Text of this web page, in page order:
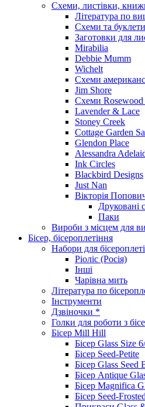
Схеми, листівки,
Література по
Схеми та буклети
Заготовки для
Mirabilia
Debbie Mumm
Wichelt
Схеми
Jim Shore
Cхеми
Lavender & Lace
Stoney Creek
Cottage Garden
Glendon Place
Alessandra
Ink Circles
Blackbird Designs
Just Nan
Вікторія
Друковані
Паки
Вироби з місцем для
Бісер, бісероплетіння
Набори для
Ріоліс (Росія)
Інші
Чарівна мить
Література по
Інструменти
Дзвіночки *
Голки для роботи з
Бісер Mill Hill
Бісер Glass Size
Бісер Seed-Petite
Бісер Glass Seed
Бісер Antique
Бісер Magnifica
Бісер Seed-